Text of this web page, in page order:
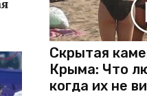
Скрытая
Крыма: Что
когда их не